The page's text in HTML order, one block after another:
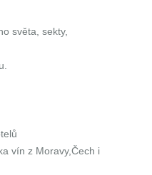
světa, sekty,
vín z Moravy,Čech i